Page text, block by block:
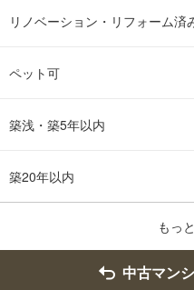
リノベーション・リフォーム済
ペット可
築浅・築5年以内
築20年以内
もっ
中古マン